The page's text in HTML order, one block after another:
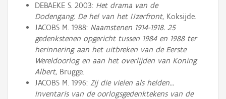
DEBAEKE S. 2003: Het drama van de
Dodengang. De hel van het IJzerfront,Koksijde.
JACOBS M. 1988: Naamstenen 1914-1918. 25
gedenkstenen opgericht tussen 1984 en 1988 ter
herinnering aan het uitbreken van de Eerste
Wereldoorlog en aan het overlijden van Koning
Albert,Brugge.
JACOBS M. 1996: Zij die vielen als helden...
Inventaris van de oorlogsgedenktekens van de